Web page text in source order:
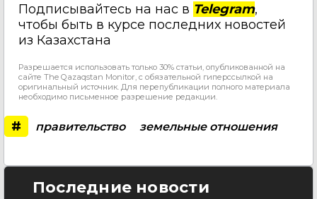
Подписывайтесь на нас в Telegram,
чтобы быть в курсе последних новостей
из Казахстана
Разрешается использовать только 30% статьи, опубликованной на
сайте The Qazaqstan Monitor, с обязательной гиперссылкой на
оригинальный источник. Для перепубликации полного материала
необходимо письменное разрешение редакции.
# правительство земельные отношения
Последние новости